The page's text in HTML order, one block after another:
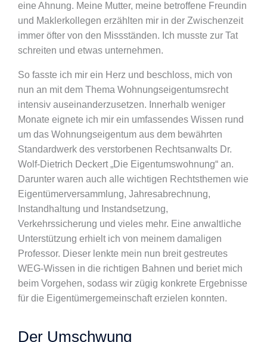
eine Ahnung. Meine Mutter, meine betroffene Freundin
und Maklerkollegen erzählten mir in der Zwischenzeit
immer öfter von den Missständen. Ich musste zur Tat
schreiten und etwas unternehmen.
So fasste ich mir ein Herz und beschloss, mich von
nun an mit dem Thema Wohnungseigentumsrecht
intensiv auseinanderzusetzen. Innerhalb weniger
Monate eignete ich mir ein umfassendes Wissen rund
um das Wohnungseigentum aus dem bewährten
Standardwerk des verstorbenen Rechtsanwalts Dr.
Wolf-Dietrich Deckert „Die Eigentumswohnung“ an.
Darunter waren auch alle wichtigen Rechtsthemen wie
Eigentümerversammlung, Jahresabrechnung,
Instandhaltung und Instandsetzung,
Verkehrssicherung und vieles mehr. Eine anwaltliche
Unterstützung erhielt ich von meinem damaligen
Professor. Dieser lenkte mein nun breit gestreutes
WEG-Wissen in die richtigen Bahnen und beriet mich
beim Vorgehen, sodass wir zügig konkrete Ergebnisse
für die Eigentümergemeinschaft erzielen konnten.
Der Umschwung